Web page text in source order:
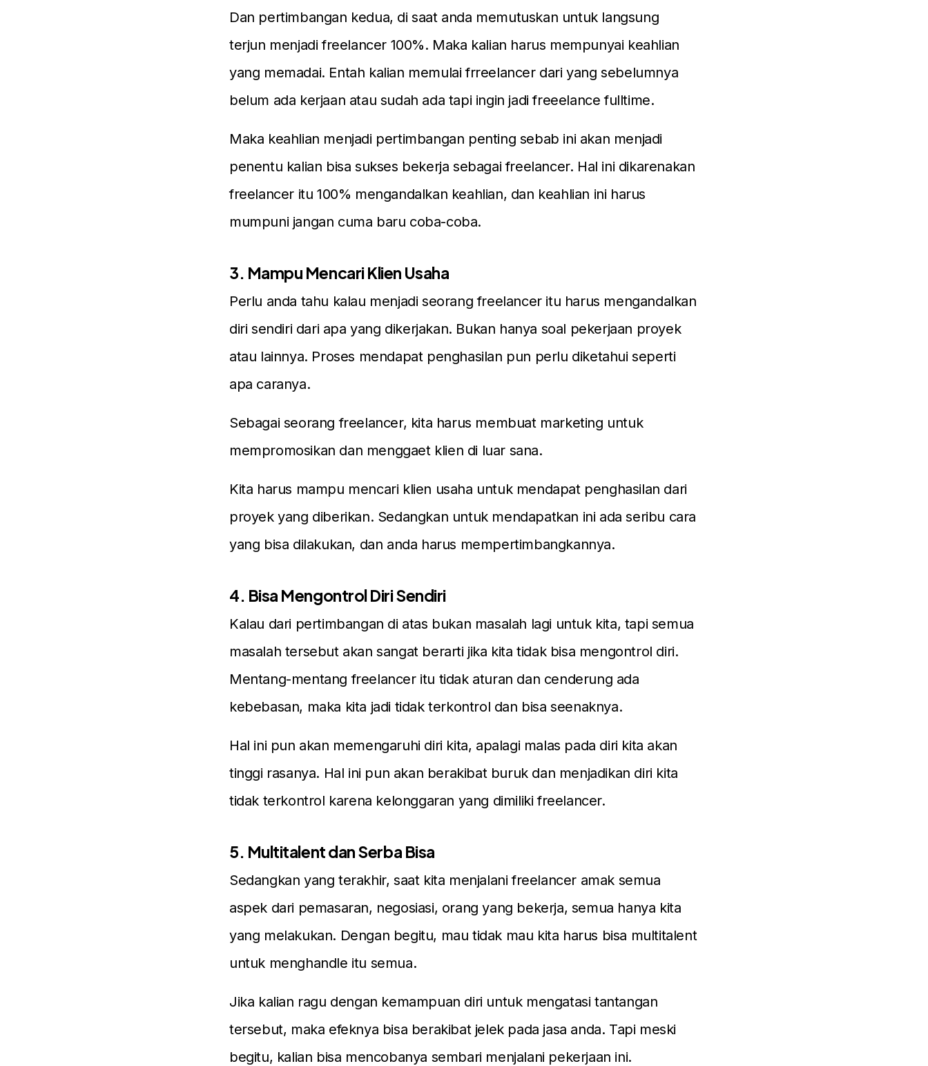
Dan pertimbangan kedua, di saat anda memutuskan untuk langsung
terjun menjadi freelancer 100%. Maka kalian harus mempunyai keahlian
yang memadai. Entah kalian memulai frreelancer dari yang sebelumnya
belum ada kerjaan atau sudah ada tapi ingin jadi freeelance fulltime.
Maka keahlian menjadi pertimbangan penting sebab ini akan menjadi
penentu kalian bisa sukses bekerja sebagai freelancer. Hal ini dikarenakan
freelancer itu 100% mengandalkan keahlian, dan keahlian ini harus
mumpuni jangan cuma baru coba-coba.
3. Mampu Mencari Klien Usaha
Perlu anda tahu kalau menjadi seorang freelancer itu harus mengandalkan
diri sendiri dari apa yang dikerjakan. Bukan hanya soal pekerjaan proyek
atau lainnya. Proses mendapat penghasilan pun perlu diketahui seperti
apa caranya.
Sebagai seorang freelancer, kita harus membuat marketing untuk
mempromosikan dan menggaet klien di luar sana.
Kita harus mampu mencari klien usaha untuk mendapat penghasilan dari
proyek yang diberikan. Sedangkan untuk mendapatkan ini ada seribu cara
yang bisa dilakukan, dan anda harus mempertimbangkannya.
4. Bisa Mengontrol Diri Sendiri
Kalau dari pertimbangan di atas bukan masalah lagi untuk kita, tapi semua
masalah tersebut akan sangat berarti jika kita tidak bisa mengontrol diri.
Mentang-mentang freelancer itu tidak aturan dan cenderung ada
kebebasan, maka kita jadi tidak terkontrol dan bisa seenaknya.
Hal ini pun akan memengaruhi diri kita, apalagi malas pada diri kita akan
tinggi rasanya. Hal ini pun akan berakibat buruk dan menjadikan diri kita
tidak terkontrol karena kelonggaran yang dimiliki freelancer.
5. Multitalent dan Serba Bisa
Sedangkan yang terakhir, saat kita menjalani freelancer amak semua
aspek dari pemasaran, negosiasi, orang yang bekerja, semua hanya kita
yang melakukan. Dengan begitu, mau tidak mau kita harus bisa multitalent
untuk menghandle itu semua.
Jika kalian ragu dengan kemampuan diri untuk mengatasi tantangan
tersebut, maka efeknya bisa berakibat jelek pada jasa anda. Tapi meski
begitu, kalian bisa mencobanya sembari menjalani pekerjaan ini.